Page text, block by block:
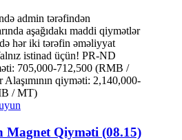
admin tərəfindən
aşağıdakı maddi qiymətlər
hər iki tərəfin əməliyyat
istinad üçün! PR-ND
705,000-712,500 (RMB /
qiyməti: 2,140,000-
/ MT)
Magnet Qiyməti (08.15)